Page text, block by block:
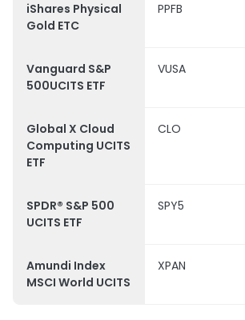
iShares Physical
Gold ETC
PPFB
Vanguard S&P
500UCITS ETF
VUSA
Global X Cloud
Computing UCITS
ETF
CLO
SPDR® S&P 500
UCITS ETF
SPY5
Amundi Index
MSCI World UCITS
XPAN